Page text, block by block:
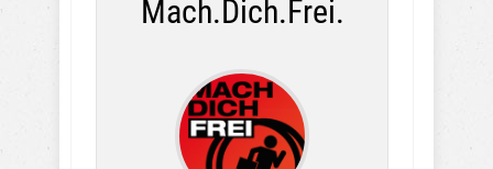
Mach.Dich.Frei.